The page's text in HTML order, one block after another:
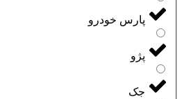
پارس خودرو
پژو
جک